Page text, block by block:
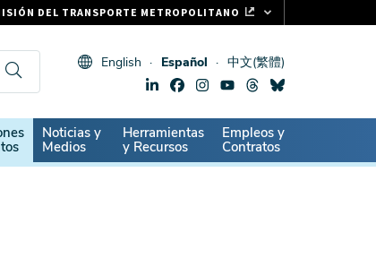
English Español 中文(繁體)
Noticias y
Medios
Herramientas
y Recursos
Empleos y
Contratos
DEL TRANSPORTE METROPOLITANO
CARD